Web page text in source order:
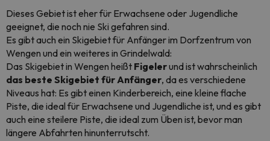
Dieses Gebiet ist eher für Erwachsene oder Jugendliche
geeignet, die noch nie Ski gefahren sind.
Es gibt auch ein Skigebiet für Anfänger im Dorfzentrum von
Wengen und ein weiteres in Grindelwald:
Das Skigebiet in Wengen heißt Figelerund ist wahrscheinlich
das beste Skigebiet für Anfänger, da es verschiedene
Niveaus hat: Es gibt einen Kinderbereich, eine kleine flache
Piste, die ideal für Erwachsene und Jugendliche ist, und es gibt
auch eine steilere Piste, die ideal zum Üben ist, bevor man
längere Abfahrten hinunterrutscht.